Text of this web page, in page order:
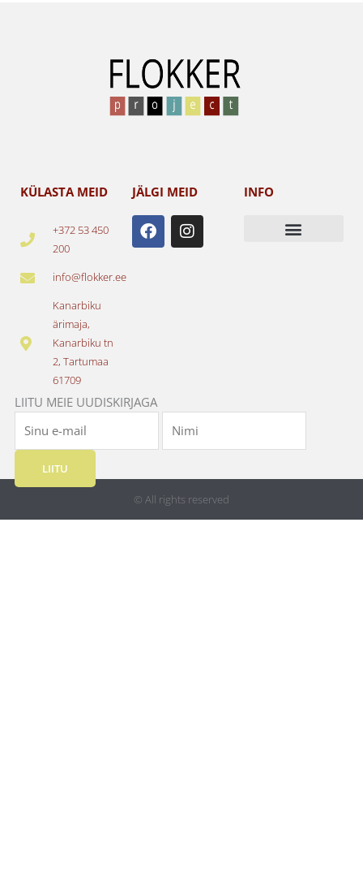
KÜLASTA MEID
+372 53 450
200
info@flokker.ee
Kanarbiku
ärimaja,
Kanarbiku tn
2, Tartumaa
61709
JÄLGI MEID
F
a
c
I
n
s
INFO
LIITU MEIE UUDISKIRJAGA
LIITU
© All rights reserved